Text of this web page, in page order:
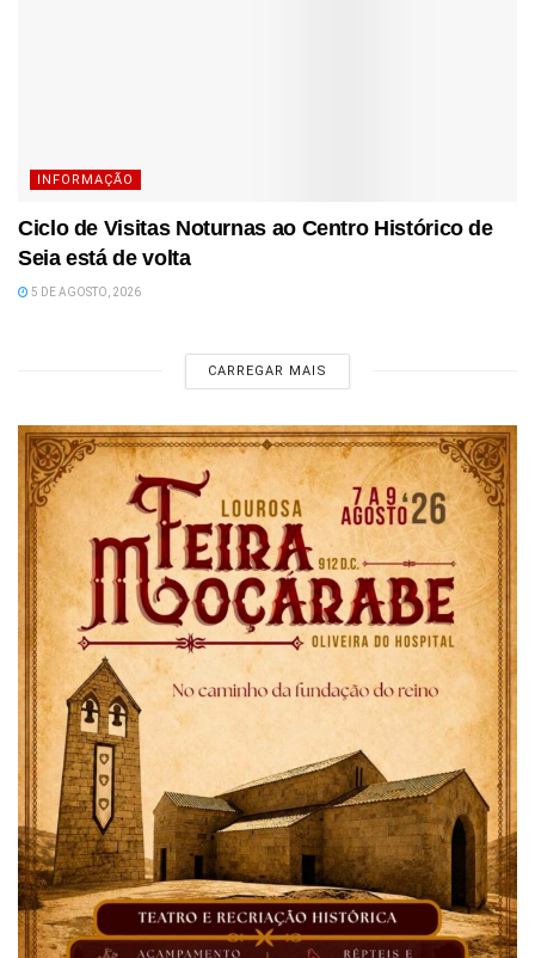
INFORMAÇÃO
Ciclo de Visitas Noturnas ao Centro Histórico de
Seia está de volta
5 DE AGOSTO, 2026
CARREGAR MAIS